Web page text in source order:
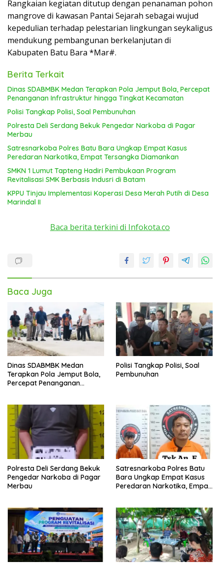
Rangkaian kegiatan ditutup dengan penanaman pohon
mangrove di kawasan Pantai Sejarah sebagai wujud
kepedulian terhadap pelestarian lingkungan seykaligus
mendukung pembangunan berkelanjutan di
Kabupaten Batu Bara *Mar#.
Berita Terkait
Dinas SDABMBK Medan Terapkan Pola Jemput Bola, Percepat
Penanganan Infrastruktur hingga Tingkat Kecamatan
Polisi Tangkap Polisi, Soal Pembunuhan
Polresta Deli Serdang Bekuk Pengedar Narkoba di Pagar
Merbau
Satresnarkoba Polres Batu Bara Ungkap Empat Kasus
Peredaran Narkotika, Empat Tersangka Diamankan
SMKN 1 Lumut Tapteng Hadiri Pembukaan Program
Revitalisasi SMK Berbasis Indusri di Batam
KPPU Tinjau Implementasi Koperasi Desa Merah Putih di Desa
Marindal II
Baca berita terkini di Infokota.co
Baca Juga
Dinas SDABMBK Medan
Terapkan Pola Jemput Bola,
Percepat Penanganan
Polisi Tangkap Polisi, Soal
Pembunuhan
Polresta Deli Serdang Bekuk
Pengedar Narkoba di Pagar
Merbau
Satresnarkoba Polres Batu
Bara Ungkap Empat Kasus
Peredaran Narkotika, Empat